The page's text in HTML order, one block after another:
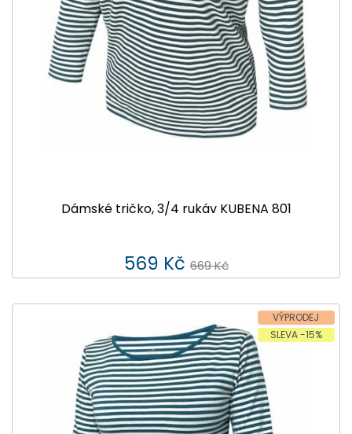
Dámské tričko, 3/4 rukáv KUBENA 801
569 Kč 669 Kč
VÝPRODEJ
SLEVA -15%